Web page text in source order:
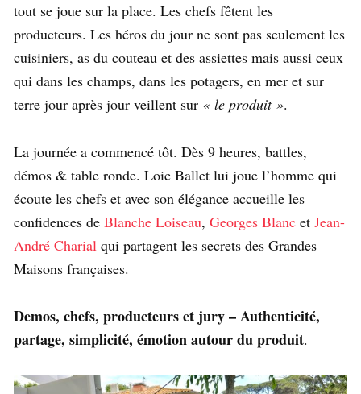
tout se joue sur la place. Les chefs fêtent les
producteurs. Les héros du jour ne sont pas seulement les
cuisiniers, as du couteau et des assiettes mais aussi ceux
qui dans les champs, dans les potagers, en mer et sur
terre jour après jour veillent sur « le produit ».
La journée a commencé tôt. Dès 9 heures, battles,
démos & table ronde. Loic Ballet lui joue l’homme qui
écoute les chefs et avec son élégance accueille les
confidences de Blanche Loiseau, Georges Blanc et Jean-
André Charial qui partagent les secrets des Grandes
Maisons françaises.
Demos, chefs, producteurs et jury – Authenticité,
partage, simplicité, émotion autour du produit.